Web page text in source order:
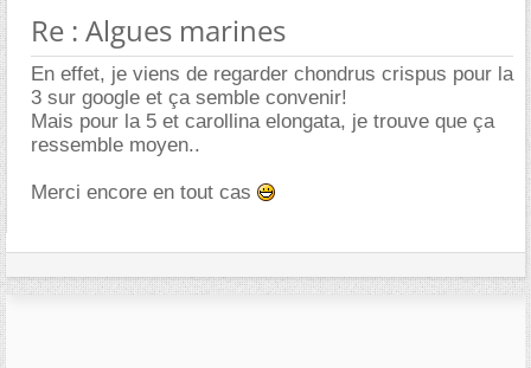
Re : Algues marines
En effet, je viens de regarder chondrus crispus pour la
3 sur google et ça semble convenir!
Mais pour la 5 et carollina elongata, je trouve que ça
ressemble moyen..
Merci encore en tout cas